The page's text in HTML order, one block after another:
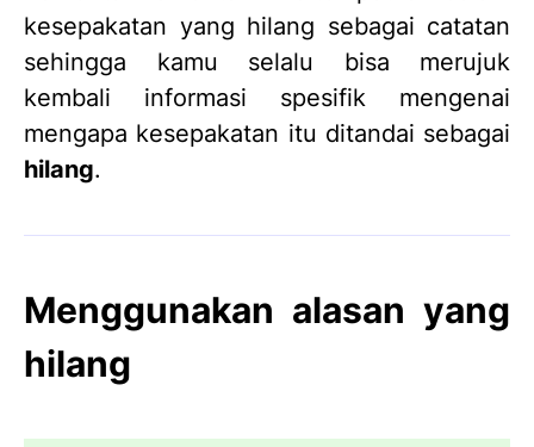
kesepakatan yang hilang sebagai catatan
sehingga kamu selalu bisa merujuk
kembali informasi spesifik mengenai
mengapa kesepakatan itu ditandai sebagai
hilang.
Menggunakan alasan yang
hilang